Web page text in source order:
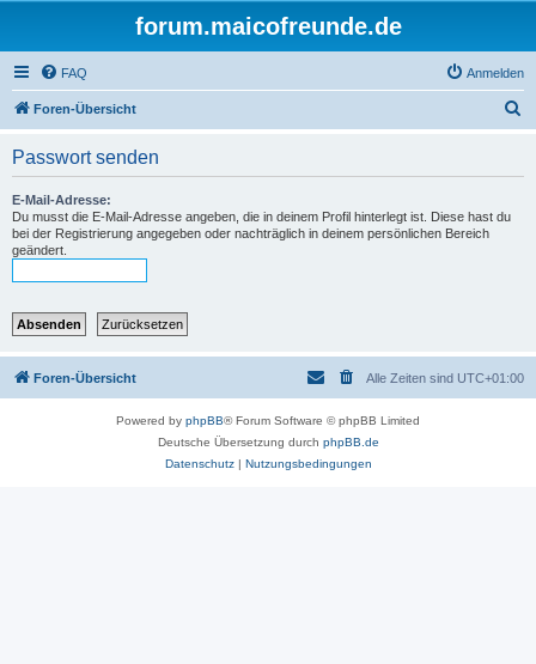
forum.maicofreunde.de
FAQ Anmelden
Foren-Übersicht
Passwort senden
E-Mail-Adresse:
Du musst die E-Mail-Adresse angeben, die in deinem Profil hinterlegt ist. Diese hast du
bei der Registrierung angegeben oder nachträglich in deinem persönlichen Bereich
geändert.
Foren-Übersicht Alle Zeiten sind UTC+01:00
Powered by phpBB® Forum Software © phpBB Limited
Deutsche Übersetzung durch phpBB.de
Datenschutz| Nutzungsbedingungen